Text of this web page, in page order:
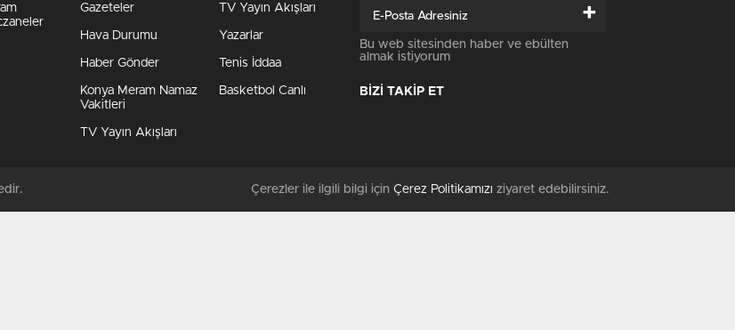
Gazeteler
Hava Durumu
Haber Gönder
Konya Meram Namaz
Vakitleri
TV Yayın Akışları
TV Yayın Akışları
Yazarlar
Tenis İddaa
Basketbol Canlı
+
Bu web sitesinden haber ve ebülten
almak istiyorum
BİZİ TAKİP ET
Çerezler ile ilgili bilgi için Çerez Politikamızı ziyaret edebilirsiniz.